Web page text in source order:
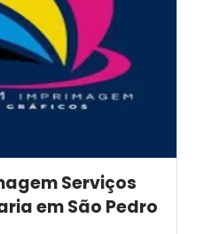
Serviços
em São Pedro